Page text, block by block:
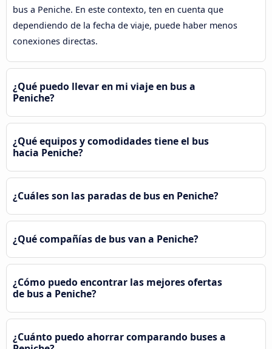
bus a Peniche. En este contexto, ten en cuenta que
dependiendo de la fecha de viaje, puede haber menos
conexiones directas.
¿Qué puedo llevar en mi viaje en bus a
Peniche?
¿Qué equipos y comodidades tiene el bus
hacia Peniche?
¿Cuáles son las paradas de bus en Peniche?
¿Qué compañías de bus van a Peniche?
¿Cómo puedo encontrar las mejores ofertas
de bus a Peniche?
¿Cuánto puedo ahorrar comparando buses a